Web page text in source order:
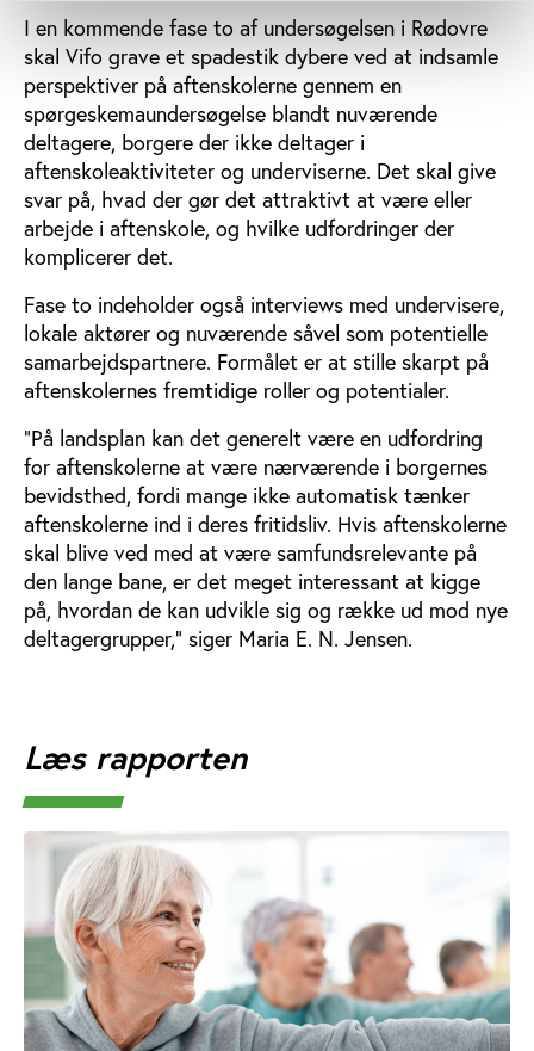
I en kommende fase to af undersøgelsen i Rødovre
skal Vifo grave et spadestik dybere ved at indsamle
perspektiver på aftenskolerne gennem en
spørgeskemaundersøgelse blandt nuværende
deltagere, borgere der ikke deltager i
aftenskoleaktiviteter og underviserne. Det skal give
svar på, hvad der gør det attraktivt at være eller
arbejde i aftenskole, og hvilke udfordringer der
komplicerer det.
Fase to indeholder også interviews med undervisere,
lokale aktører og nuværende såvel som potentielle
samarbejdspartnere. Formålet er at stille skarpt på
aftenskolernes fremtidige roller og potentialer.
”På landsplan kan det generelt være en udfordring
for aftenskolerne at være nærværende i borgernes
bevidsthed, fordi mange ikke automatisk tænker
aftenskolerne ind i deres fritidsliv. Hvis aftenskolerne
skal blive ved med at være samfundsrelevante på
den lange bane, er det meget interessant at kigge
på, hvordan de kan udvikle sig og række ud mod nye
deltagergrupper,” siger Maria E. N. Jensen.
Læs rapporten